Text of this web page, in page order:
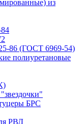
из
86 (ГОСТ 6969-54)
полиуретановые
БРС
РВД